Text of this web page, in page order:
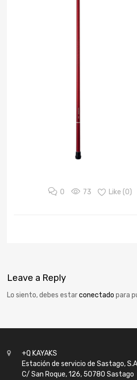
0 73 Like (0)
Leave a Reply
Lo siento, debes estarconectado para
+Q KAYAKS
Estación de servicio de Sastago,
C/ San Roque, 126, 50780 Sastago